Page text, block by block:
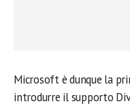
Microsoft è dunque la
introdurre il supporto